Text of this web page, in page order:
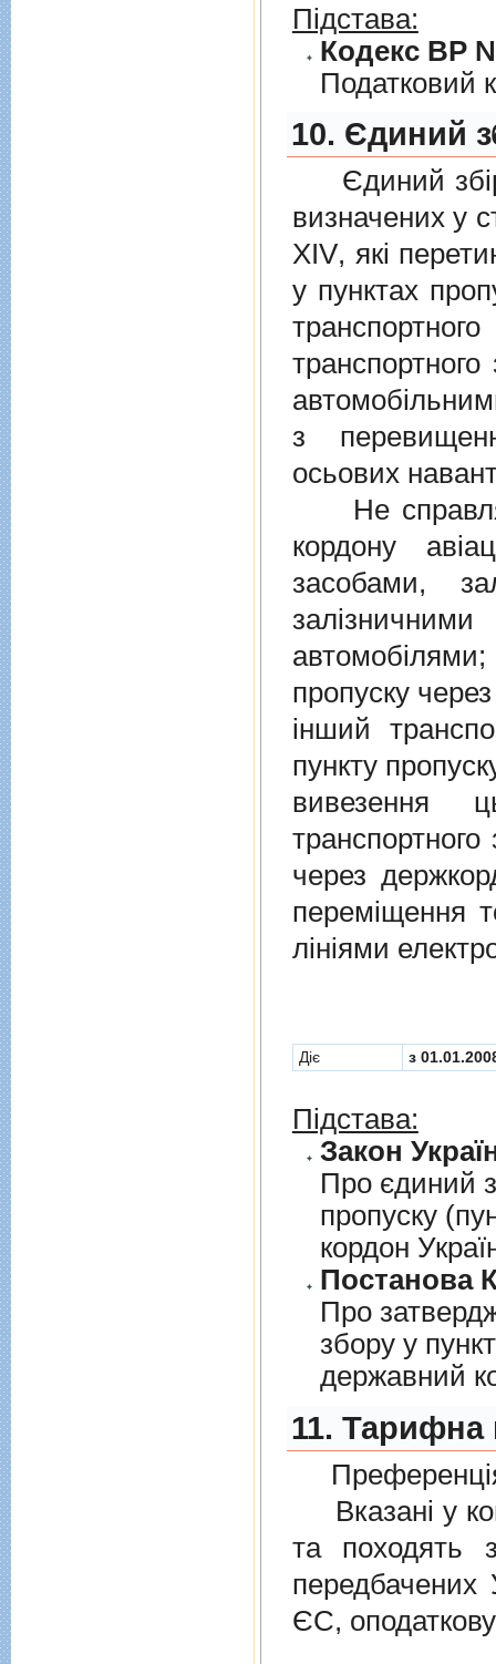
Підстава:
Кодекс ВР №
Податковий
10. Єдиний
Єдиний збiр
визначених у
XIV, якi
у пунктах
з
осьових
Не
кордону
засобами,
залiзничними
пропуску
iнший
пункту
вивезення
через
перемiщення
лiнiями
Діє з
Підстава:
Закон
Про єдиний
пропуску
кордон
Постанова
Про
збору у
державний
11. Тарифна
Вказані у
та походять
передбачених
ЄС,